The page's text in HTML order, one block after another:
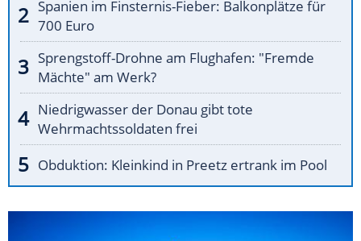
Spanien im Finsternis-Fieber: Balkonplätze für
700 Euro
Sprengstoff-Drohne am Flughafen: "Fremde
Mächte" am Werk?
Niedrigwasser der Donau gibt tote
Wehrmachtssoldaten frei
Obduktion: Kleinkind in Preetz ertrank im Pool